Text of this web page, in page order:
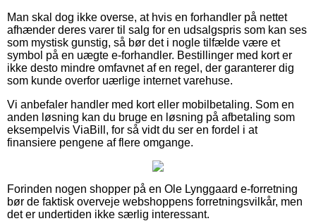
Man skal dog ikke overse, at hvis en forhandler på nettet
afhænder deres varer til salg for en udsalgspris som kan ses
som mystisk gunstig, så bør det i nogle tilfælde være et
symbol på en uægte e-forhandler. Bestillinger med kort er
ikke desto mindre omfavnet af en regel, der garanterer dig
som kunde overfor uærlige internet varehuse.
Vi anbefaler handler med kort eller mobilbetaling. Som en
anden løsning kan du bruge en løsning på afbetaling som
eksempelvis ViaBill, for så vidt du ser en fordel i at
finansiere pengene af flere omgange.
Forinden nogen shopper på en Ole Lynggaard e-forretning
bør de faktisk overveje webshoppens forretningsvilkår, men
det er undertiden ikke særlig interessant.